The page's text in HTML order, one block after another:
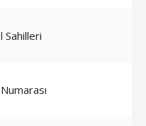
Sahilleri